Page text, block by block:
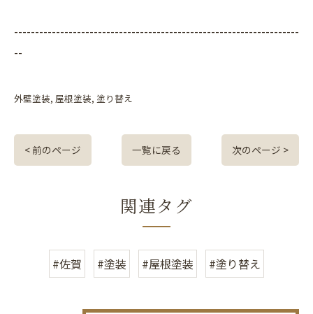
--------------------------------------------------------------------
--
外壁塗装 屋根塗装 塗り替え
< 前のページ 一覧に戻る 次のページ >
関連タグ
#佐賀 #塗装 #屋根塗装 #塗り替え